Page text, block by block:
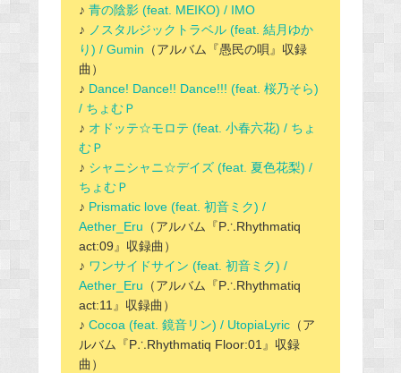
♪ 青の陰影 (feat. MEIKO) / IMO
♪ ノスタルジックトラベル (feat. 結月ゆか
り) / Gumin （アルバム『愚民の唄』収録
曲）
♪ Dance! Dance!! Dance!!! (feat. 桜乃そら)
/ ちょむＰ
♪ オドッテ☆モロテ (feat. 小春六花) / ちょ
むＰ
♪ シャニシャニ☆デイズ (feat. 夏色花梨) /
ちょむＰ
♪ Prismatic love (feat. 初音ミク) /
Aether_Eru （アルバム『P∴Rhythmatiq
act:09』収録曲）
♪ ワンサイドサイン (feat. 初音ミク) /
Aether_Eru （アルバム『P∴Rhythmatiq
act:11』収録曲）
♪ Cocoa (feat. 鏡音リン) / UtopiaLyric（ア
ルバム『P∴Rhythmatiq Floor:01』収録
曲）